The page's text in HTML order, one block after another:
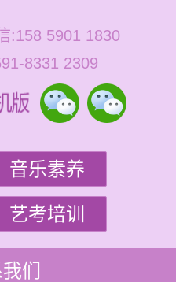
:158 5901 1830
8331 2309
音乐素养
艺考培训
们